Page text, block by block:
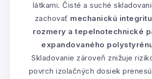
látkami. Čisté a suché
zachovať mechanickú
rozmery a tepelnotechnické
expandovaného
Skladovanie zároveň znižuje
povrch izolačných dosiek